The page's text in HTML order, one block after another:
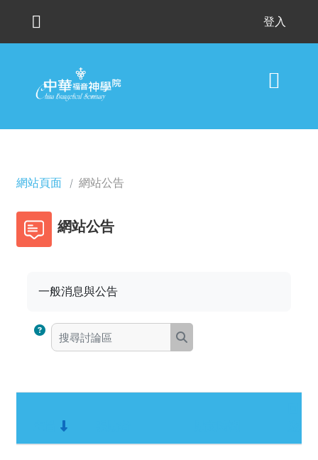
登入
網站頁面 網站公告
網站公告
一般消息與公告
搜尋討論區
搜尋討論區
狀態